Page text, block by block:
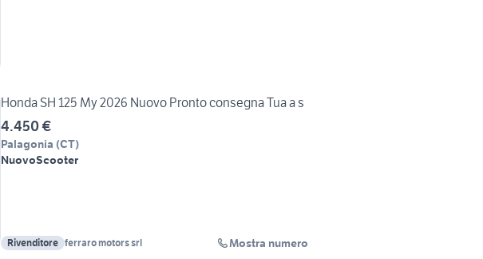
Honda SH 125 My 2026 Nuovo Pronto consegna Tua a s
4.450 €
Palagonia (CT)
NuovoScooter
Rivenditore ferraro motors srl Mostra numero